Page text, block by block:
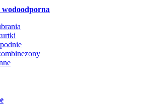
wodoodporna